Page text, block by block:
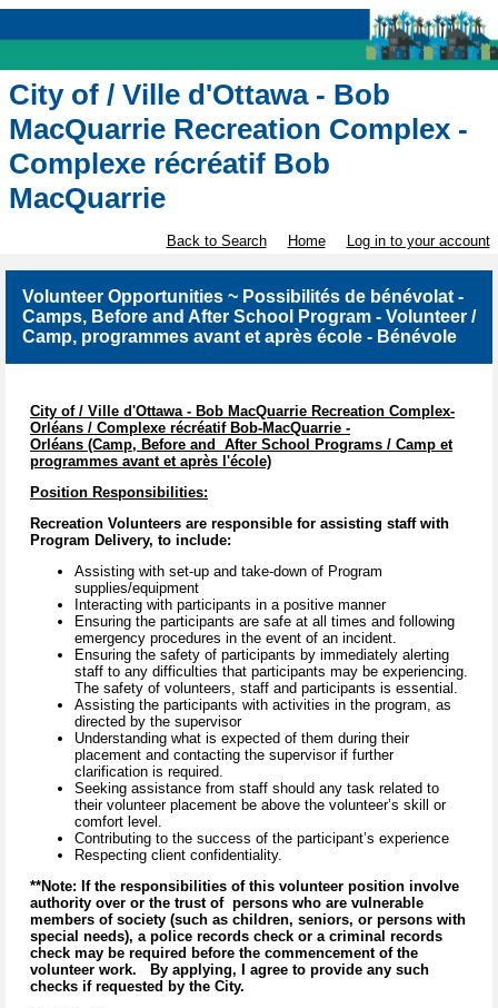
City of / Ville d'Ottawa - Bob
MacQuarrie Recreation Complex -
Complexe récréatif Bob
MacQuarrie
Back to Search Home Log in to your account
Volunteer Opportunities ~ Possibilités de bénévolat -
Camps, Before and After School Program - Volunteer /
Camp, programmes avant et après école - Bénévole
City of / Ville d'Ottawa - Bob MacQuarrie Recreation Complex-
Orléans / Complexe récréatif Bob-MacQuarrie -
Orléans (Camp, Before and After School Programs / Camp et
programmes avant et après l'école)
Position Responsibilities:
Recreation Volunteers are responsible for assisting staff with
Program Delivery, to include:
Assisting with set-up and take-down of Program
supplies/equipment
Interacting with participants in a positive manner
Ensuring the participants are safe at all times and following
emergency procedures in the event of an incident.
Ensuring the safety of participants by immediately alerting
staff to any difficulties that participants may be experiencing.
The safety of volunteers, staff and participants is essential.
Assisting the participants with activities in the program, as
directed by the supervisor
Understanding what is expected of them during their
placement and contacting the supervisor if further
clarification is required.
Seeking assistance from staff should any task related to
their volunteer placement be above the volunteer’s skill or
comfort level.
Contributing to the success of the participant’s experience
Respecting client confidentiality.
**Note: If the responsibilities of this volunteer position involve
authority over or the trust of persons who are vulnerable
members of society (such as children, seniors, or persons with
special needs), a police records check or a criminal records
check may be required before the commencement of the
volunteer work. By applying, I agree to provide any such
checks if requested by the City.